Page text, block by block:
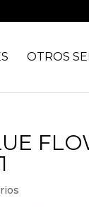
OTROS